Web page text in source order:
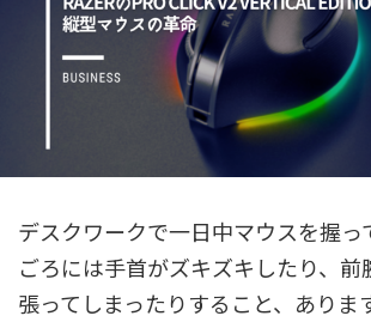
デスクワークで一日中マウスを握っ
ごろには手首がズキズキしたり、
張ってしまったりすること、ありま